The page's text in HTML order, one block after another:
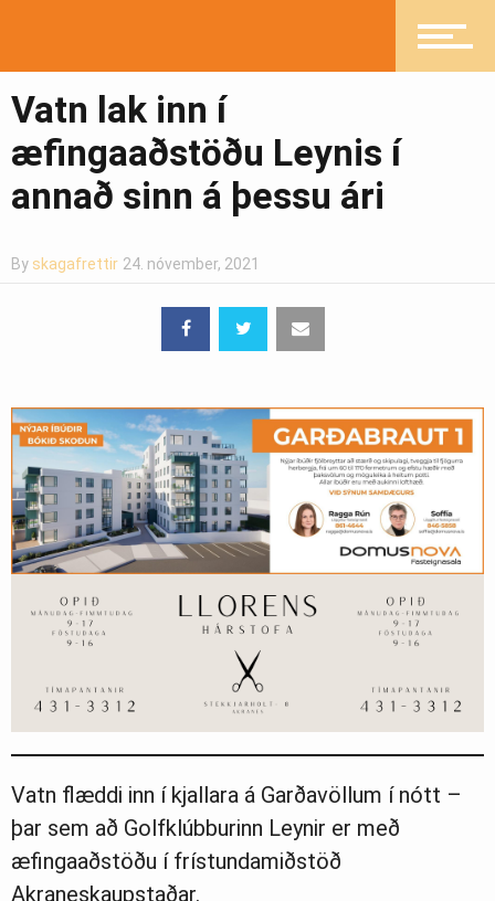
Mannlíf
Greinasafn
Ljósmyndasafn
Vatn lak inn í
æfingaaðstöðu Leynis í
annað sinn á þessu ári
By skagafrettir 24. nóvember, 2021
Vatn flæddi inn í kjallara á Garðavöllum í nótt –
þar sem að Golfklúbburinn Leynir er með
æfingaaðstöðu í frístundamiðstöð
Akraneskaupstaðar.